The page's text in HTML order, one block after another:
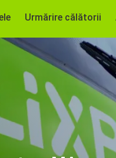
Urmărire călătorii